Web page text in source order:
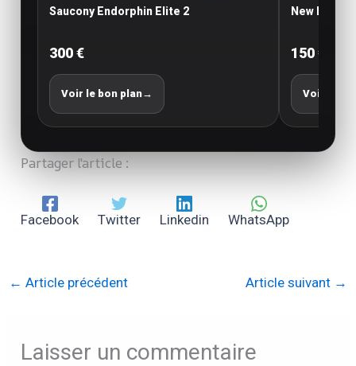
Saucony Endorphin Elite 2
300 €
Voir le bon plan→
New
150 €
Voir le
Partager l'article :
Facebook Twitter Linkedin WhatsApp
← Article précédent Article suivant →
Laisser un commentaire